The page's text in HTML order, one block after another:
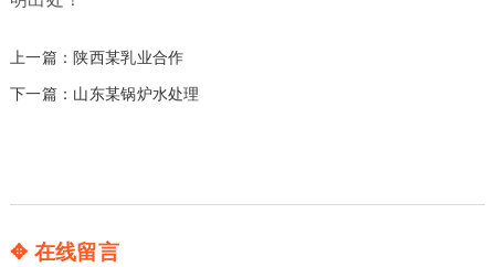
上一篇：陕西某乳业合作
下一篇： 山东某锅炉水处理
✥ 在线留言